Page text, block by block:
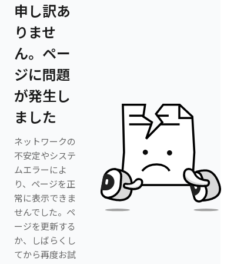
申し訳あ
りませ
ん。ペー
ジに問題
が発生し
ました
ネットワークの
不安定やシステ
ムエラーによ
り、ページを正
常に表示できま
せんでした。ペ
ージを更新する
か、しばらくし
てから再度お試